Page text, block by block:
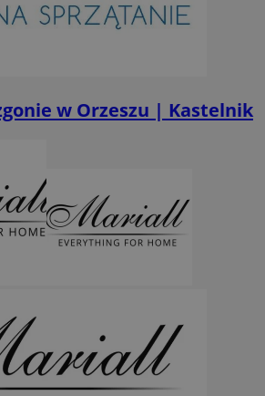
w Orzeszu | Kastelnik